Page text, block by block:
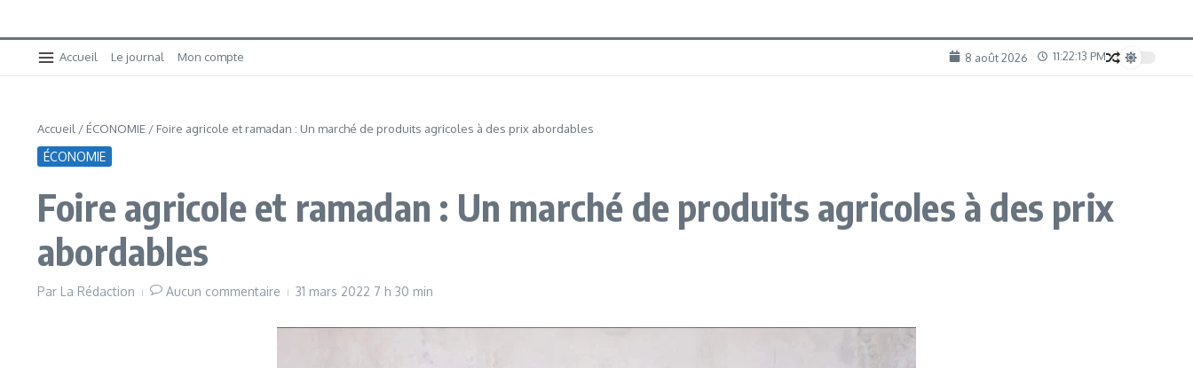
Accueil Le journal Mon compte 8 août 2026 11:22:14 PM
Accueil / ÉCONOMIE / Foire agricole et ramadan : Un marché de produits agricoles à des prix abordables
ÉCONOMIE
Foire agricole et ramadan : Un marché de produits agricoles à des prix
abordables
Par La Rédaction Aucun commentaire 31 mars 2022 7 h 30 min